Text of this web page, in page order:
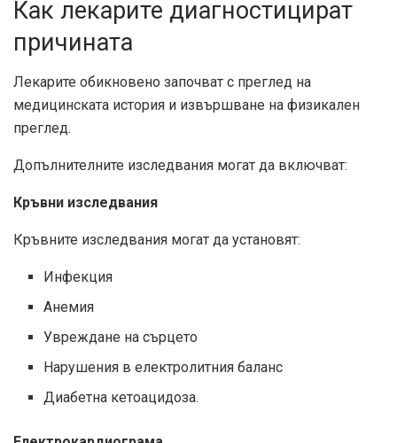
Как лекарите диагностицират
причината
Лекарите обикновено започват с преглед на
медицинската история и извършване на физикален
преглед.
Допълнителните изследвания могат да включват:
Кръвни изследвания
Кръвните изследвания могат да установят:
Инфекция
Анемия
Увреждане на сърцето
Нарушения в електролитния баланс
Диабетна кетоацидоза.